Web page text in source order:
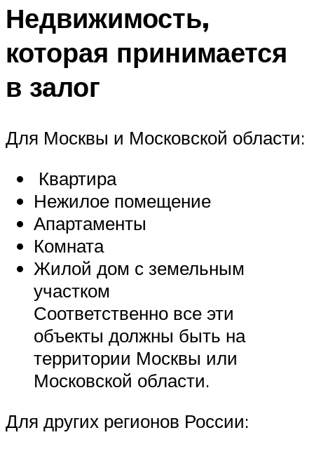
Недвижимость,
которая принимается
в залог
Для Москвы и Московской области:
Квартира
Нежилое помещение
Апартаменты
Комната
Жилой дом с земельным
участком
Соответственно все эти
объекты должны быть на
территории Москвы или
Московской области.
Для других регионов России: